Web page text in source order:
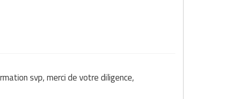
svp, merci de votre diligence,